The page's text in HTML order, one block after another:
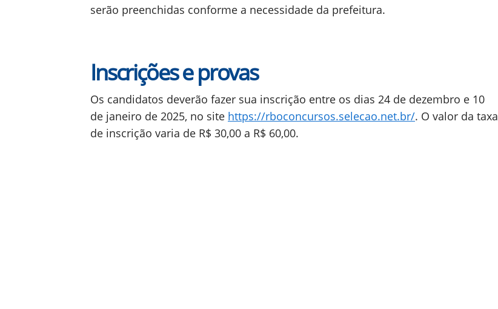
serão preenchidas conforme a necessidade da prefeitura.
Inscrições e provas
Os candidatos deverão fazer sua inscrição entre os dias 24 de dezembro e 10
de janeiro de 2025, no site https://rboconcursos.selecao.net.br/. O valor da taxa
de inscrição varia de R$ 30,00 a R$ 60,00.